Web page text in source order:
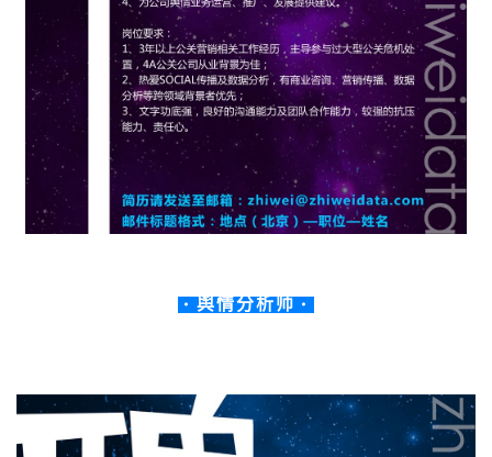
· 舆情分析师 ·